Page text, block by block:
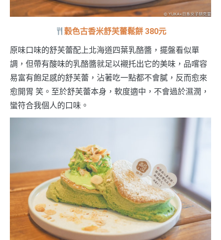
穀色古香米舒芙蕾鬆餅 380元
原味口味的舒芙蕾配上北海道四葉乳酪醬，擺盤看似單
調，但帶有酸味的乳酪醬就足以襯托出它的美味，品嚐容
易富有飽足感的舒芙蕾，沾著吃一點都不會膩，反而愈來
愈開胃 笑。至於舒芙蕾本身，軟度適中，不會過於濕潤，
蠻符合我個人的口味。